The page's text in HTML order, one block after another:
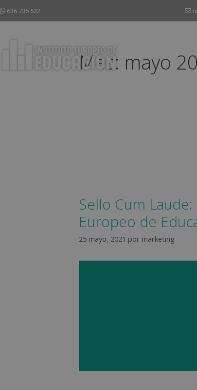
636 736 532
Mes: mayo
Sello Cum
Europeo de
25 mayo, 2021 por marketing